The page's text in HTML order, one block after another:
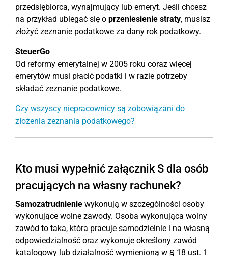
przedsiębiorca, wynajmujący lub emeryt. Jeśli chcesz
na przykład ubiegać się o przeniesienie straty, musisz
złożyć zeznanie podatkowe za dany rok podatkowy.
SteuerGo
Od reformy emerytalnej w 2005 roku coraz więcej
emerytów musi płacić podatki i w razie potrzeby
składać zeznanie podatkowe.
Czy wszyscy niepracownicy są zobowiązani do
złożenia zeznania podatkowego?
Kto musi wypełnić załącznik S dla osób
pracujących na własny rachunek?
Samozatrudnienie wykonują w szczególności osoby
wykonujące wolne zawody. Osoba wykonująca wolny
zawód to taka, która pracuje samodzielnie i na własną
odpowiedzialność oraz wykonuje określony zawód
katalogowy lub działalność wymienioną w § 18 ust. 1